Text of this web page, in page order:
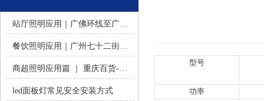
站厅照明应用｜广佛环线至广州南站 -佛山火树银花照明
餐饮照明应用｜广州七十二街道餐饮连锁-佛山火树银花照明
商超照明应用篇 ｜ 重庆百货-佛山火树银花照明合作历程
led面板灯常见安全安装方式
型号
功率